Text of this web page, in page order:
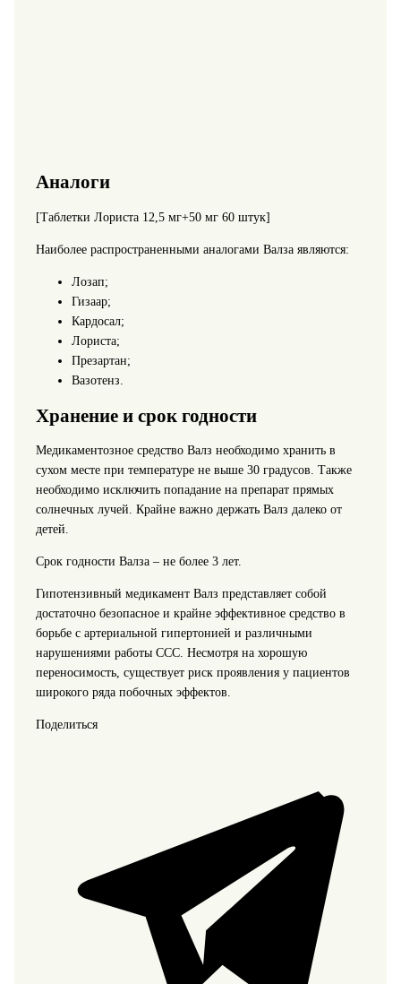
Аналоги
[Таблетки Лориста 12,5 мг+50 мг 60 штук]
Наиболее распространенными аналогами Валза являются:
Лозап;
Гизаар;
Кардосал;
Лориста;
Презартан;
Вазотенз.
Хранение и срок годности
Медикаментозное средство Валз необходимо хранить в
сухом месте при температуре не выше 30 градусов. Также
необходимо исключить попадание на препарат прямых
солнечных лучей. Крайне важно держать Валз далеко от
детей.
Срок годности Валза – не более 3 лет.
Гипотензивный медикамент Валз представляет собой
достаточно безопасное и крайне эффективное средство в
борьбе с артериальной гипертонией и различными
нарушениями работы ССС. Несмотря на хорошую
переносимость, существует риск проявления у пациентов
широкого ряда побочных эффектов.
Поделиться